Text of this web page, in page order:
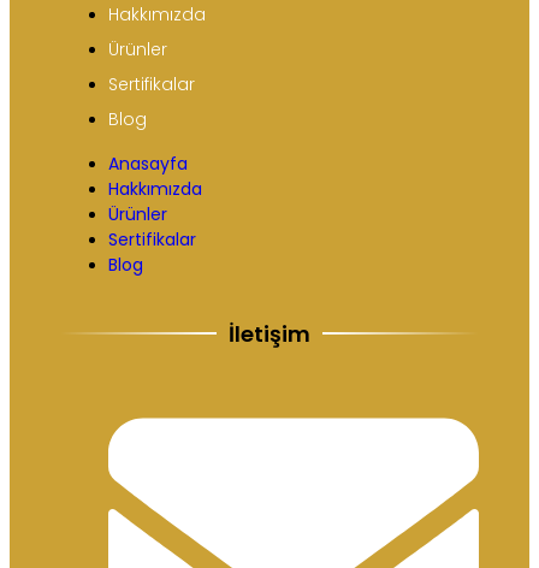
Hakkımızda
Ürünler
Sertifikalar
Blog
Anasayfa
Hakkımızda
Ürünler
Sertifikalar
Blog
İletişim